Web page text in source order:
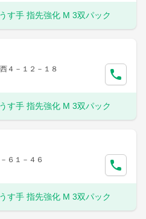
す手 指先強化 M 3双パック
４－１２－１８
す手 指先強化 M 3双パック
６１－４６
す手 指先強化 M 3双パック